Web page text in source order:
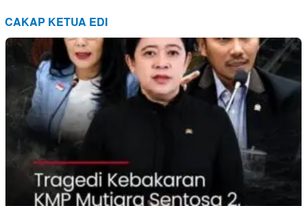
CAKAP KETUA EDI